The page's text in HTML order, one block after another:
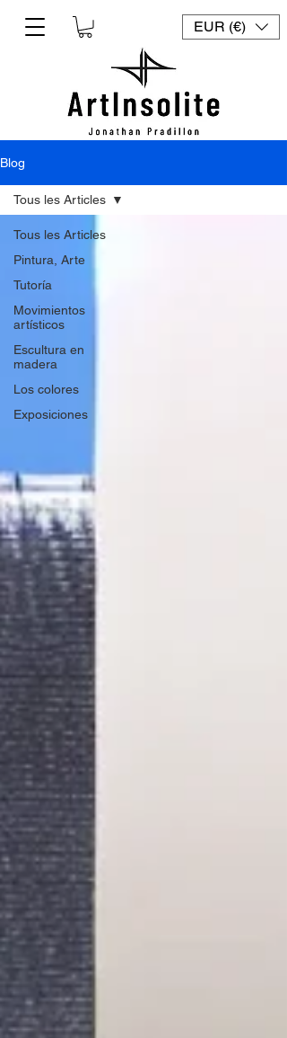
EUR (€)
Blog
Tous les Articles
Pintura, Arte
Tutoría
Movimientos
artísticos
Escultura en
madera
Los colores
Exposiciones
Tous les Articles